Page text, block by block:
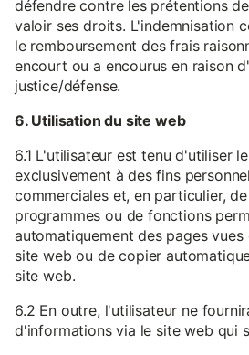
défendre contre les prétentions
valoir ses droits. L'indemnisation
le remboursement des frais
encourt ou a encourus en raison
justice/défense.
6. Utilisation du site web
6.1 L'utilisateur est tenu d'utiliser
exclusivement à des fins
commerciales et, en particulier,
programmes ou de fonctions
automatiquement des pages
site web ou de copier
site web.
6.2 En outre, l'utilisateur ne
d'informations via le site web qui